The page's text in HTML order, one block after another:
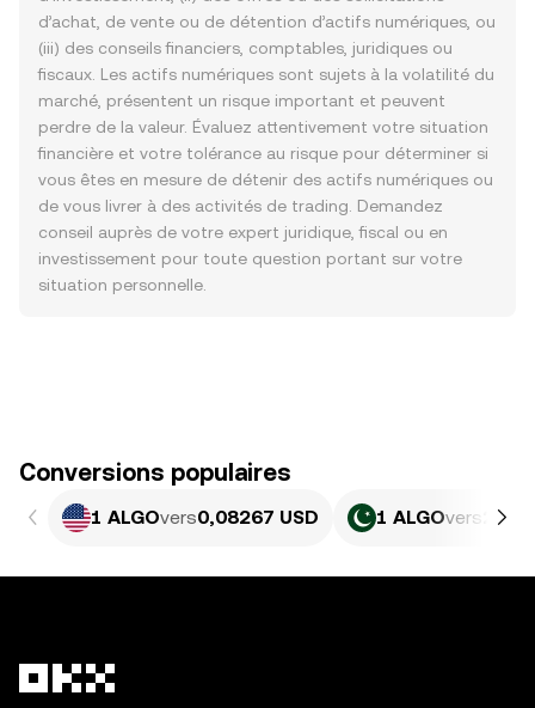
d’achat, de vente ou de détention d’actifs numériques, ou
(iii) des conseils financiers, comptables, juridiques ou
fiscaux. Les actifs numériques sont sujets à la volatilité du
marché, présentent un risque important et peuvent
perdre de la valeur. Évaluez attentivement votre situation
financière et votre tolérance au risque pour déterminer si
vous êtes en mesure de détenir des actifs numériques ou
de vous livrer à des activités de trading. Demandez
conseil auprès de votre expert juridique, fiscal ou en
investissement pour toute question portant sur votre
situation personnelle.
Conversions populaires
1 ALGOvers0,08267 USD 1 ALGOvers